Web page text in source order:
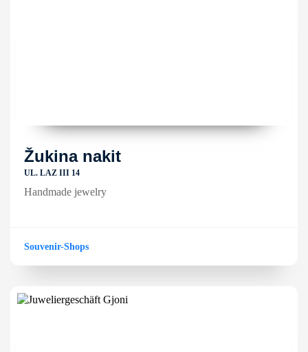
Žukina nakit
UL. LAZ III 14
Handmade jewelry
Souvenir-Shops